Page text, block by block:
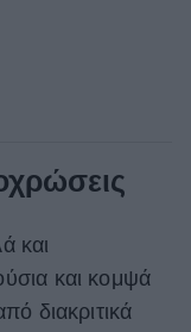
και
και κομψά
διακριτικά